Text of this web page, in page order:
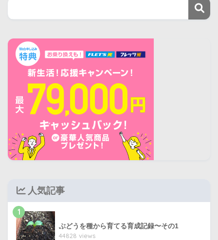
人気記事
1
ぶどうを種から育てる育成記録〜その1
44828 views